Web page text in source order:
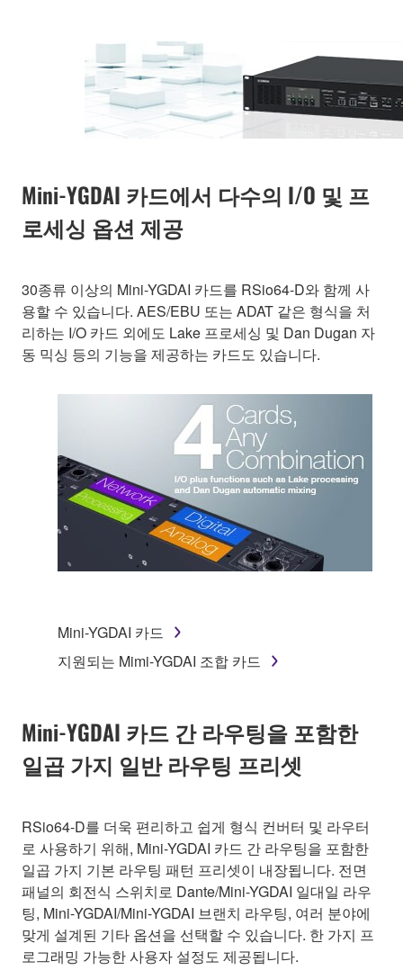
Mini-YGDAI 카드에서 다수의 I/O 및 프
로세싱 옵션 제공
30종류 이상의 Mini-YGDAI 카드를 RSio64-D와 함께 사
용할 수 있습니다. AES/EBU 또는 ADAT 같은 형식을 처
리하는 I/O 카드 외에도 Lake 프로세싱 및 Dan Dugan 자
동 믹싱 등의 기능을 제공하는 카드도 있습니다.
Mini-YGDAI 카드
지원되는 Mimi-YGDAI 조합 카드
Mini-YGDAI 카드 간 라우팅을 포함한
일곱 가지 일반 라우팅 프리셋
RSio64-D를 더욱 편리하고 쉽게 형식 컨버터 및 라우터
로 사용하기 위해, Mini-YGDAI 카드 간 라우팅을 포함한
일곱 가지 기본 라우팅 패턴 프리셋이 내장됩니다. 전면
패널의 회전식 스위치로 Dante/Mini-YGDAI 일대일 라우
팅, Mini-YGDAI/Mini-YGDAI 브랜치 라우팅, 여러 분야에
맞게 설계된 기타 옵션을 선택할 수 있습니다. 한 가지 프
로그래밍 가능한 사용자 설정도 제공됩니다.